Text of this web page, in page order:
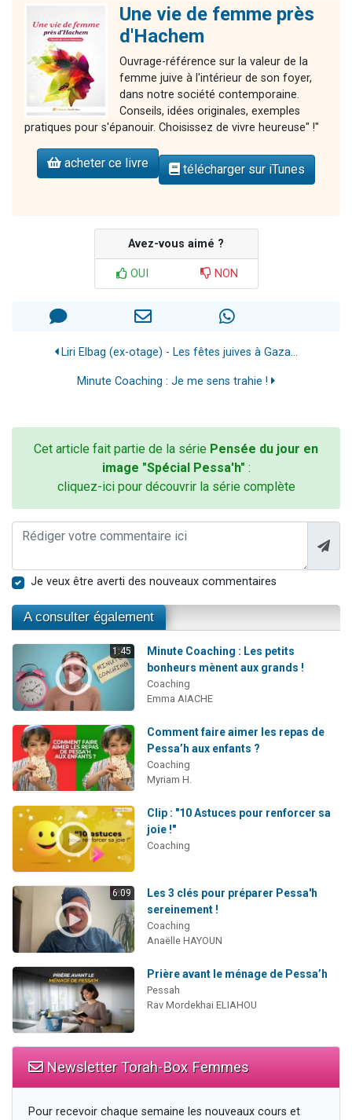
Une vie de femme près
d'Hachem
Ouvrage-référence sur la valeur de la
femme juive à l'intérieur de son foyer,
dans notre société contemporaine.
Conseils, idées originales, exemples
pratiques pour s'épanouir. Choisissez de vivre heureuse" !"
acheter ce livre télécharger sur iTunes
Avez-vous aimé ?
OUI NON
Liri Elbag (ex-otage) - Les fêtes juives à Gaza...
Minute Coaching : Je me sens trahie !
Cet article fait partie de la série Pensée du jour en
image "Spécial Pessa'h" :
cliquez-ici pour découvrir la série complète
Je veux être averti des nouveaux commentaires
A consulter également
1:45
Minute Coaching : Les petits
bonheurs mènent aux grands !
Coaching
Emma AIACHE
Comment faire aimer les repas de
Pessa’h aux enfants ?
Coaching
Myriam H.
Clip : "10 Astuces pour renforcer sa
joie !"
Coaching
6:09
Les 3 clés pour préparer Pessa'h
sereinement !
Coaching
Anaëlle HAYOUN
Prière avant le ménage de Pessa’h
Pessah
Rav Mordekhai ELIAHOU
Newsletter Torah-Box Femmes
Pour recevoir chaque semaine les nouveaux cours et